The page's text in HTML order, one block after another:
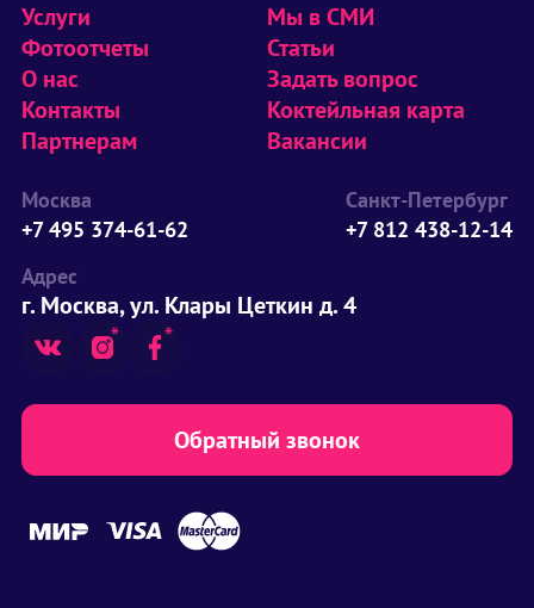
Услуги
Фотоотчеты
О нас
Контакты
Партнерам
Мы в СМИ
Статьи
Задать вопрос
Коктейльная карта
Вакансии
Москва
+7 495 374-61-62
Санкт-Петербург
+7 812 438-12-14
Адрес
г. Москва, ул. Клары Цеткин д. 4
Обратный звонок